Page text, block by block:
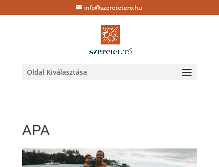
info@szeretetero.hu
Oldal Kiválasztása
APA